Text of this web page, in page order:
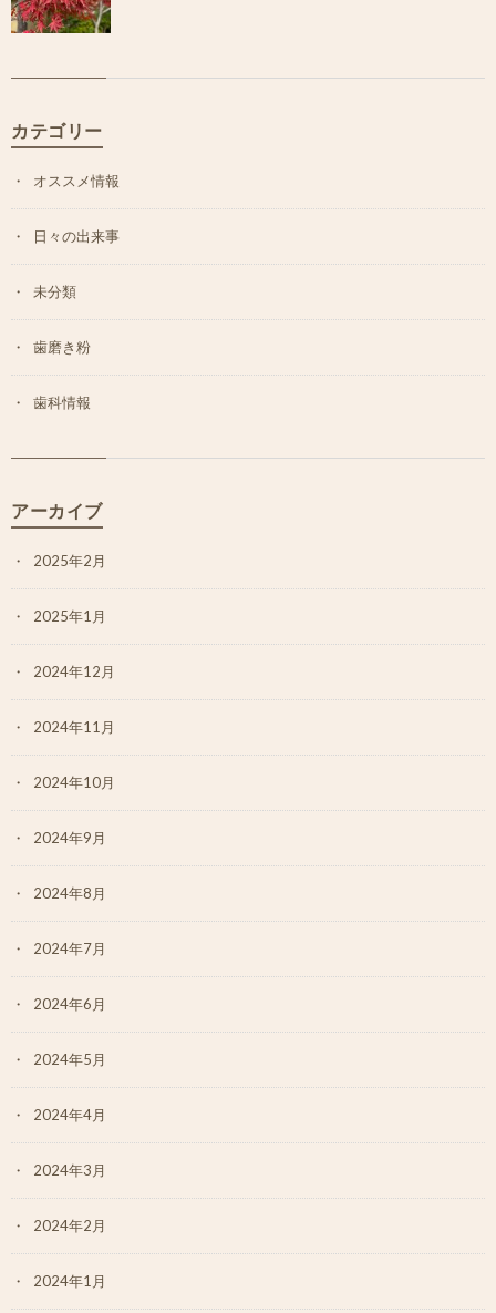
カテゴリー
オススメ情報
日々の出来事
未分類
歯磨き粉
歯科情報
アーカイブ
2025年2月
2025年1月
2024年12月
2024年11月
2024年10月
2024年9月
2024年8月
2024年7月
2024年6月
2024年5月
2024年4月
2024年3月
2024年2月
2024年1月